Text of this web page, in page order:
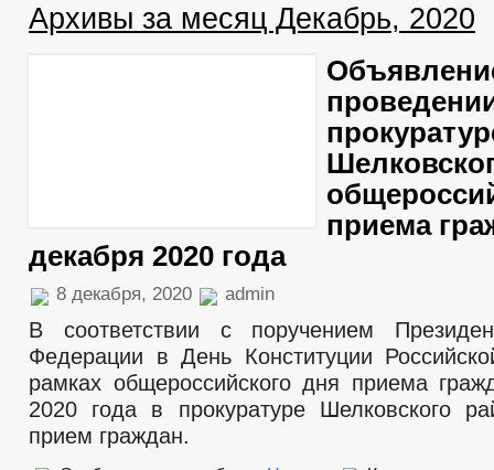
Архивы за месяц Декабрь, 2020
приема
декабря 2020 года
8 декабря, 2020 admin
В соответствии с поручением
Федерации в День Конституции
рамках общероссийского дня приема
2020 года в прокуратуре Шелковского
прием граждан.